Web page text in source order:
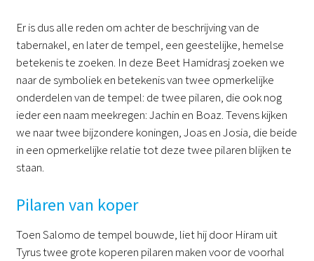
Er is dus alle reden om achter de beschrijving van de
tabernakel, en later de tempel, een geestelijke, hemelse
betekenis te zoeken. In deze Beet Hamidrasj zoeken we
naar de symboliek en betekenis van twee opmerkelijke
onderdelen van de tempel: de twee pilaren, die ook nog
ieder een naam meekregen: Jachin en Boaz. Tevens kijken
we naar twee bijzondere koningen, Joas en Josia, die beide
in een opmerkelijke relatie tot deze twee pilaren blijken te
staan.
Pilaren van koper
Toen Salomo de tempel bouwde, liet hij door Hiram uit
Tyrus twee grote koperen pilaren maken voor de voorhal